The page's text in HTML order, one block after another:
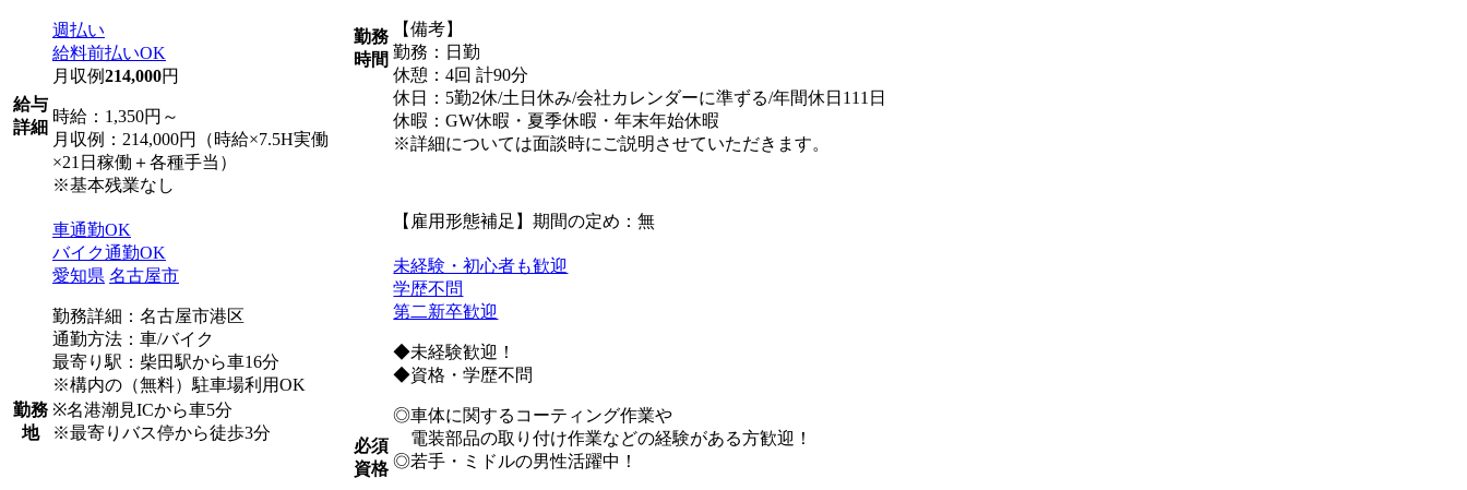
給与
詳細
週払い
給料前払いOK
月収例214,000円
時給：1,350円～
月収例：214,000円（時給×7.5H実働
×21日稼働＋各種手当）
※基本残業なし
勤務
地
車通勤OK
バイク通勤OK
愛知県 名古屋市
勤務詳細：名古屋市港区
通勤方法：車/バイク
最寄り駅：柴田駅から車16分
※構内の（無料）駐車場利用OK
※名港潮見ICから車5分
※最寄りバス停から徒歩3分
勤務
時間
【備考】
勤務：日勤
休憩：4回 計90分
休日：5勤2休/土日休み/会社カレンダーに準ずる/年間休日111日
休暇：GW休暇・夏季休暇・年末年始休暇
※詳細については面談時にご説明させていただきます。
【雇用形態補足】期間の定め：無
必須
資格
未経験・初心者も歓迎
学歴不問
第二新卒歓迎
◆未経験歓迎！
◆資格・学歴不問
◎車体に関するコーティング作業や
電装部品の取り付け作業などの経験がある方歓迎！
◎若手・ミドルの男性活躍中！